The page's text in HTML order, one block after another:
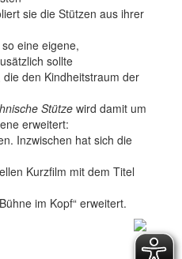
sie die Stützen aus ihrer
eine eigene,
sollte
den Kindheitstraum der
Stütze wird damit um
erweitert:
Inzwischen hat sich die
Kurzfilm mit dem Titel
im Kopf“ erweitert.